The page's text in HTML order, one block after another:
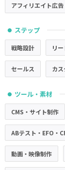
アフィリエイト広
● ステップ
戦略設計 リ
セールス カ
● ツール・素材
CMS・サイト制作
ABテスト・EFO・
動画・映像制作